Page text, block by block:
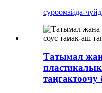
суроомайда-
Татымал